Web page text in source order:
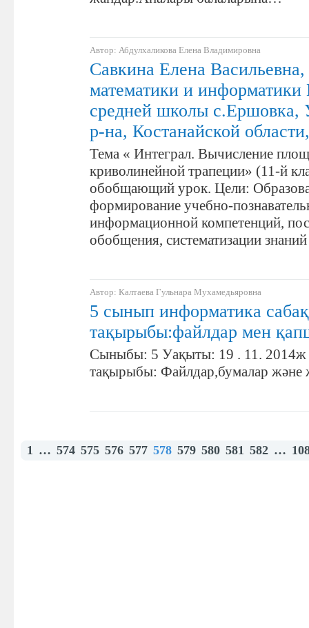
Автор: Абдулхаликова Елена Владимировна
Савкина Елена Васильевна,
математики и
средней школы с.Ершовка,
р-на, Костанайской
Тема « Интеграл. Вычисление
криволинейной трапеции» (11-й
обобщающий урок. Цели:
формирование учебно-
информационной компетенций,
обобщения, систематизации
Автор: Калтаева Гульнара Мухамедьяровна
5 сынып информатика
тақырыбы:файлдар мен
Сыныбы: 5 Уақыты: 19 . 11. 2014ж
тақырыбы: Файлдар,бумалар
1 … 574 575 576 577 578 579 580 581 582 …